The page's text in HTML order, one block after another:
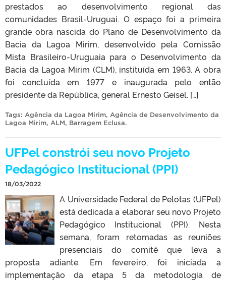
prestados ao desenvolvimento regional das
comunidades Brasil-Uruguai. O espaço foi a primeira
grande obra nascida do Plano de Desenvolvimento da
Bacia da Lagoa Mirim, desenvolvido pela Comissão
Mista Brasileiro-Uruguaia para o Desenvolvimento da
Bacia da Lagoa Mirim (CLM), instituída em 1963. A obra
foi concluída em 1977 e inaugurada pelo então
presidente da República, general Ernesto Geisel. […]
Tags: Agência da Lagoa Mirim, Agência de Desenvolvimento da
Lagoa Mirim, ALM, Barragem Eclusa.
UFPel constrói seu novo Projeto
Pedagógico Institucional (PPI)
18/03/2022
A Universidade Federal de Pelotas (UFPel)
está dedicada a elaborar seu novo Projeto
Pedagógico Institucional (PPI). Nesta
semana, foram retomadas as reuniões
presenciais do comitê que leva a
proposta adiante. Em fevereiro, foi iniciada a
implementação da etapa 5 da metodologia de